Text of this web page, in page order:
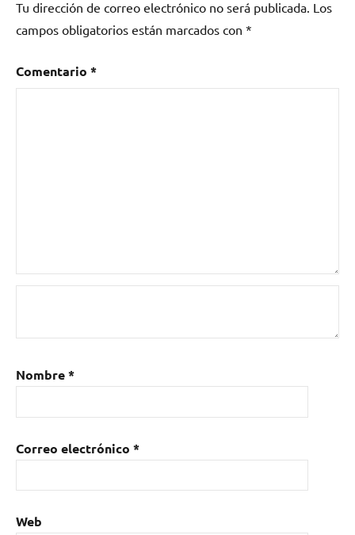
Dewolff,
funk,
psicodelia,
rock,
Sala
Tu dirección de correo electrónico no será publicada. Los
campos obligatorios están marcados con *
Comentario *
Nombre*
Correo electrónico *
Web